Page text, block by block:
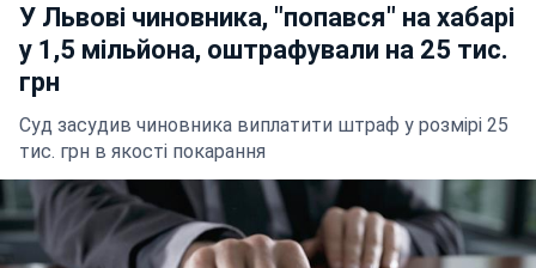
У Львові чиновника, "попався" на хабарі
у 1,5 мільйона, оштрафували на 25 тис.
грн
Суд засудив чиновника виплатити штраф у розмірі 25
тис. грн в якості покарання